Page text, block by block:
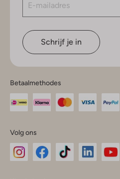
Schrijf je in
Betaalmethodes
Volg ons